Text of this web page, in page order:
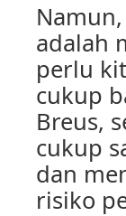
adalah
perlu
cukup
Breus,
cukup
dan
risiko